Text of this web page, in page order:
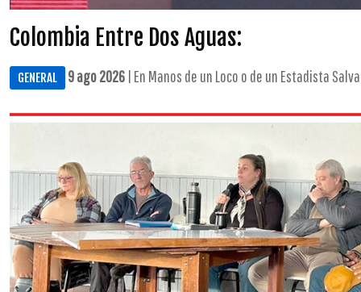
Colombia Entre Dos Aguas:
GENERAL 9 ago 2026 | En Manos de un Loco o de un Estadista